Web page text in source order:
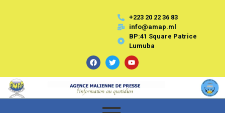
+223 20 22 36 83
info@amap.ml
BP:41 Square Patrice
Lumuba